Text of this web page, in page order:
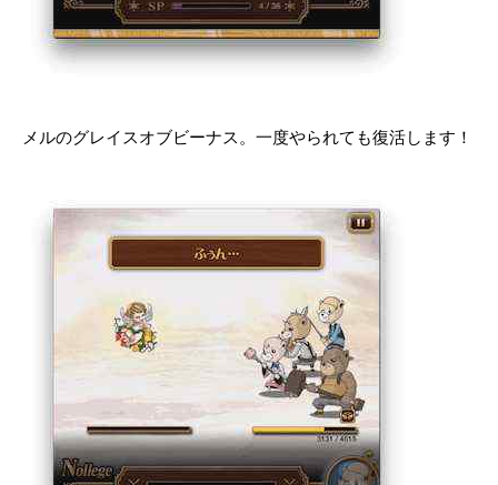
メルのグレイスオブビーナス。一度やられても復活します！